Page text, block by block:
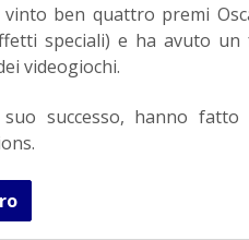
ben quattro premi
speciali) e ha avuto
videogiochi.
successo, hanno